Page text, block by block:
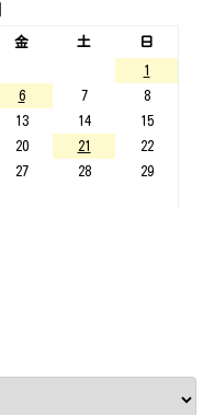
金 土
日
1
6 7
8
13 14
15
20 21
22
27 28
29